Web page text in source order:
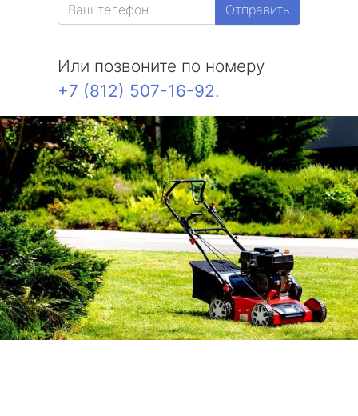
Отправить
Или позвоните по номеру
+7 (812) 507-16-92.